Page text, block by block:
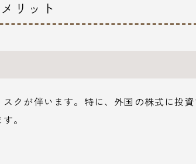
リット
クが伴います。特に、外国の株式に投
。